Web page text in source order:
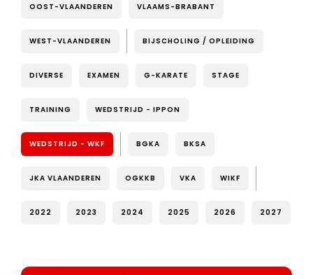
OOST-VLAANDEREN VLAAMS-BRABANT
WEST-VLAANDEREN BIJSCHOLING / OPLEIDING
DIVERSE EXAMEN G-KARATE STAGE
TRAINING WEDSTRIJD - IPPON
WEDSTRIJD - WKF BGKA BKSA
JKA VLAANDEREN OGKKB VKA WIKF
2022 2023 2024 2025 2026 2027